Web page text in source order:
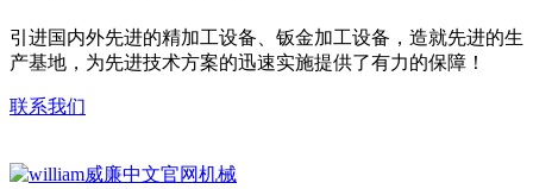
引进国内外先进的精加工设备、钣金加工设备，造就先进的生
产基地，为先进技术方案的迅速实施提供了有力的保障！
联系我们